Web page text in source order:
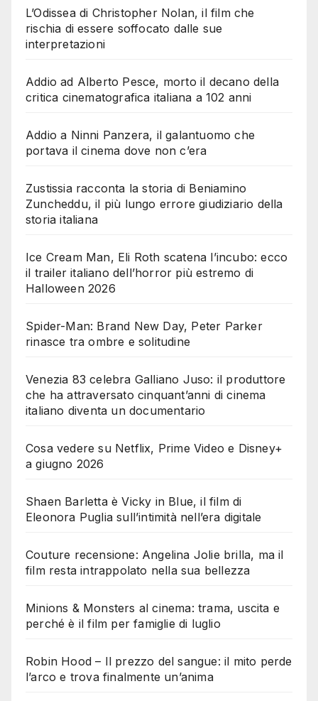
L’Odissea di Christopher Nolan, il film che
rischia di essere soffocato dalle sue
interpretazioni
Addio ad Alberto Pesce, morto il decano della
critica cinematografica italiana a 102 anni
Addio a Ninni Panzera, il galantuomo che
portava il cinema dove non c’era
Zustissia racconta la storia di Beniamino
Zuncheddu, il più lungo errore giudiziario della
storia italiana
Ice Cream Man, Eli Roth scatena l’incubo: ecco
il trailer italiano dell’horror più estremo di
Halloween 2026
Spider-Man: Brand New Day, Peter Parker
rinasce tra ombre e solitudine
Venezia 83 celebra Galliano Juso: il produttore
che ha attraversato cinquant’anni di cinema
italiano diventa un documentario
Cosa vedere su Netflix, Prime Video e Disney+
a giugno 2026
Shaen Barletta è Vicky in Blue, il film di
Eleonora Puglia sull’intimità nell’era digitale
Couture recensione: Angelina Jolie brilla, ma il
film resta intrappolato nella sua bellezza
Minions & Monsters al cinema: trama, uscita e
perché è il film per famiglie di luglio
Robin Hood – Il prezzo del sangue: il mito perde
l’arco e trova finalmente un’anima